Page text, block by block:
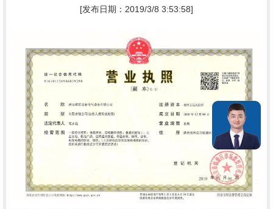
[发布日期：2019/3/8 3:53:58]